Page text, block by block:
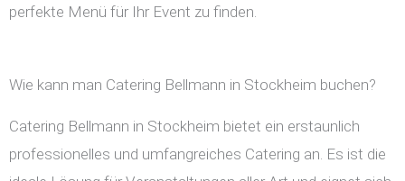
perfekte Menü für Ihr Event zu finden.
Wie kann man Catering Bellmann in Stockheim buchen?
Catering Bellmann in Stockheim bietet ein erstaunlich
professionelles und umfangreiches Catering an. Es ist die